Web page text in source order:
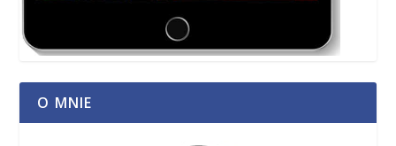
O MNIE